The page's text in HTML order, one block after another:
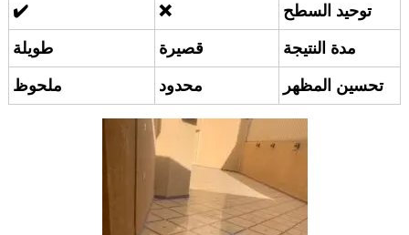
توحيد السطح ❌
✔️
مدة النتيجة قصيرة طويلة
تحسين المظهر محدود ملحوظ